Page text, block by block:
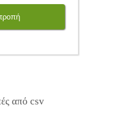
από csv